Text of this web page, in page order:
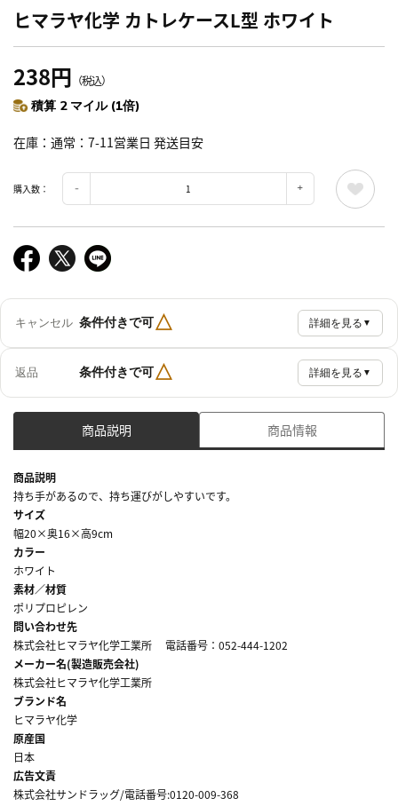
ヒマラヤ化学 カトレケースL型 ホワイト
238円 （税込）
積算 2 マイル (1倍)
在庫 通常：7-11営業日 発送目安
購入数：
キャンセル 条件付きで可△ 詳細を見る ▼
返品 条件付きで可△ 詳細を見る ▼
商品説明 商品情報
商品説明
持ち手があるので、持ち運びがしやすいです。
サイズ
幅20×奥16×高9cm
カラー
ホワイト
素材／材質
ポリプロピレン
問い合わせ先
株式会社ヒマラヤ化学工業所 電話番号：052-444-1202
メーカー名(製造販売会社)
株式会社ヒマラヤ化学工業所
ブランド名
ヒマラヤ化学
原産国
日本
広告文責
株式会社サンドラッグ/電話番号:0120-009-368